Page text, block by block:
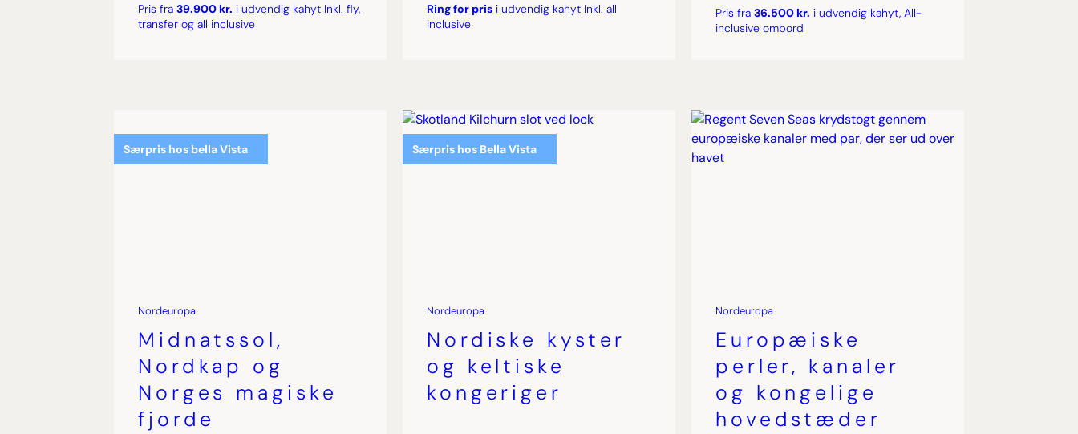
Pris fra 39.900 kr. i udvendig kahyt Inkl. fly,
transfer og all inclusive
Ring for pris i udvendig kahyt Inkl. all
inclusive
Pris fra 36.500 kr. i udvendig kahyt, All-
inclusive ombord
Særpris hos bella Vista
Nordeuropa
Midnatssol,
Nordkap og
Norges magiske
fjorde
Særpris hos Bella Vista
Nordeuropa
Nordiske kyster
og keltiske
kongeriger
Nordeuropa
Europæiske
perler, kanaler
og kongelige
hovedstæder